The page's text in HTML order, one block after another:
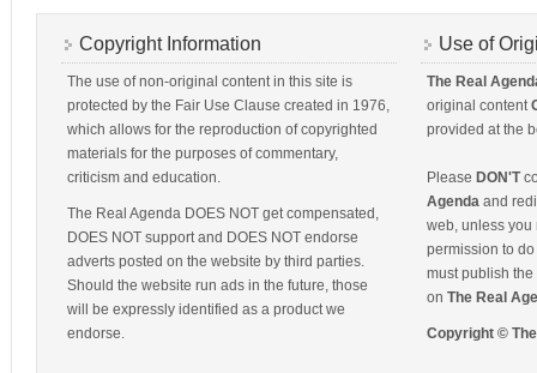
Copyright Information
The use of non-original content in this site is
protected by the Fair Use Clause created in 1976,
which allows for the reproduction of copyrighted
materials for the purposes of commentary,
criticism and education.
The Real Agenda DOES NOT get compensated,
DOES NOT support and DOES NOT endorse
adverts posted on the website by third parties.
Should the website run ads in the future, those
will be expressly identified as a product we
endorse.
Use of
The Real
original content
provided at the
Please DON'T
Agenda and
web, unless you
permission to
must publish
on The Real
Copyright ©